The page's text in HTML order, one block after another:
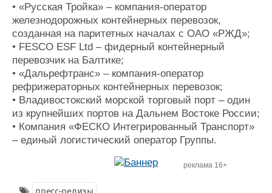
• «Русская Тройка» – компания-оператор
железнодорожных контейнерных перевозок,
созданная на паритетных началах с ОАО «РЖД»;
• FESCO ESF Ltd – фидерный контейнерный
перевозчик на Балтике;
• «Дальрефтранс» – компания-оператор
рефрижераторных контейнерных перевозок;
• Владивостокский морской торговый порт – один
из крупнейших портов на Дальнем Востоке России;
• Компания «ФЕСКО Интегрированный Транспорт»
– единый логистический оператор Группы.
реклама 16+